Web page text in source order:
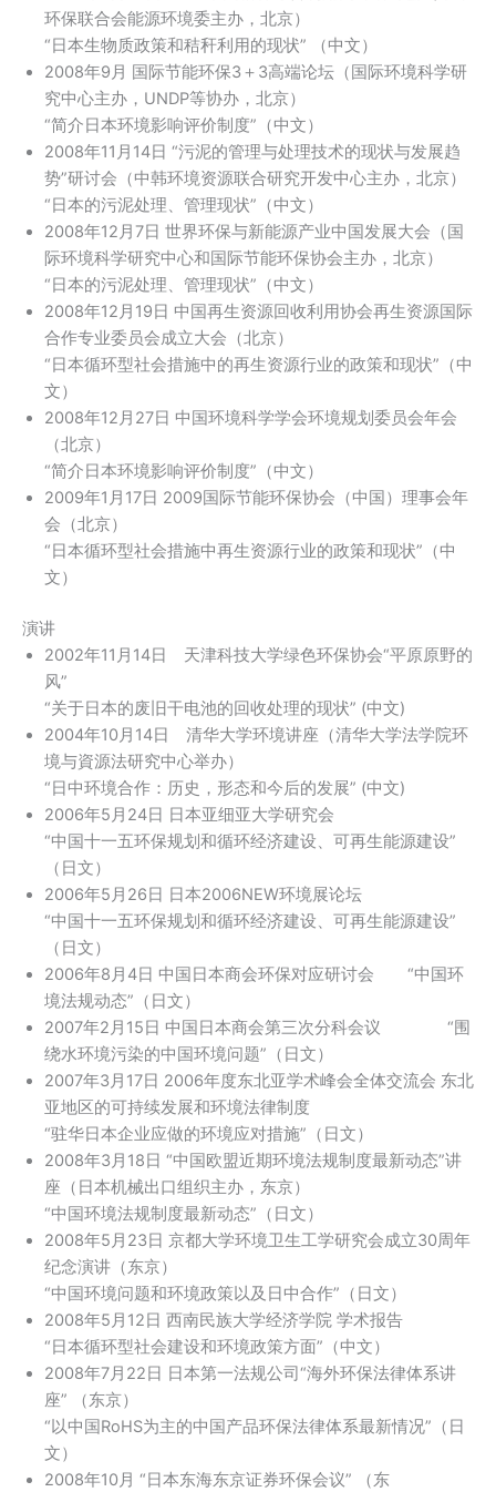
环保联合会能源环境委主办，北京）
“日本生物质政策和秸秆利用的现状” （中文）
2008年9月 国际节能环保3＋3高端论坛（国际环境科学研
究中心主办，UNDP等协办，北京）
“简介日本环境影响评价制度”（中文）
2008年11月14日 “污泥的管理与处理技术的现状与发展趋
势”研讨会（中韩环境资源联合研究开发中心主办，北京）
“日本的污泥处理、管理现状”（中文）
2008年12月7日 世界环保与新能源产业中国发展大会（国
际环境科学研究中心和国际节能环保协会主办，北京）
“日本的污泥处理、管理现状”（中文）
2008年12月19日 中国再生资源回收利用协会再生资源国际
合作专业委员会成立大会（北京）
“日本循环型社会措施中的再生资源行业的政策和现状”（中
文）
2008年12月27日 中国环境科学学会环境规划委员会年会
（北京）
“简介日本环境影响评价制度”（中文）
2009年1月17日 2009国际节能环保协会（中国）理事会年
会（北京）
“日本循环型社会措施中再生资源行业的政策和现状”（中
文）
演讲
2002年11月14日 天津科技大学绿色环保协会“平原原野的
风”
“关于日本的废旧干电池的回收处理的现状” (中文)
2004年10月14日 清华大学环境讲座（清华大学法学院环
境与資源法研究中心举办）
“日中环境合作：历史，形态和今后的发展” (中文)
2006年5月24日 日本亚细亚大学研究会
“中国十一五环保规划和循环经济建设、可再生能源建设”
（日文）
2006年5月26日 日本2006NEW环境展论坛
“中国十一五环保规划和循环经济建设、可再生能源建设”
（日文）
2006年8月4日 中国日本商会环保对应研讨会 “中国环
境法规动态”（日文）
2007年2月15日 中国日本商会第三次分科会议 “围
绕水环境污染的中国环境问题”（日文）
2007年3月17日 2006年度东北亚学术峰会全体交流会 东北
亚地区的可持续发展和环境法律制度
“驻华日本企业应做的环境应对措施”（日文）
2008年3月18日 “中国欧盟近期环境法规制度最新动态”讲
座（日本机械出口组织主办，东京）
“中国环境法规制度最新动态”（日文）
2008年5月23日 京都大学环境卫生工学研究会成立30周年
纪念演讲（东京）
“中国环境问题和环境政策以及日中合作”（日文）
2008年5月12日 西南民族大学经济学院 学术报告
“日本循环型社会建设和环境政策方面”（中文）
2008年7月22日 日本第一法规公司“海外环保法律体系讲
座” （东京）
“以中国RoHS为主的中国产品环保法律体系最新情况”（日
文）
2008年10月 “日本东海东京证券环保会议” （东